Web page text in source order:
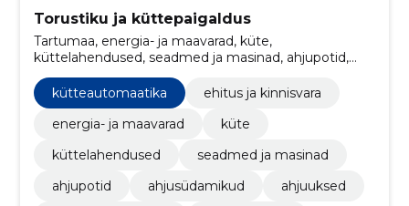
Torustiku ja küttepaigaldus
Tartumaa, energia- ja maavarad, küte,
küttelahendused, seadmed ja masinad, ahjupotid,
ahjusüdamikud, ahjuuksed, Kaminasüdamikud,
kütteautomaatika
kütteautomaatika
ehitus ja kinnisvara
energia- ja maavarad
küte
küttelahendused
seadmed ja masinad
ahjupotid
ahjusüdamikud
ahjuuksed